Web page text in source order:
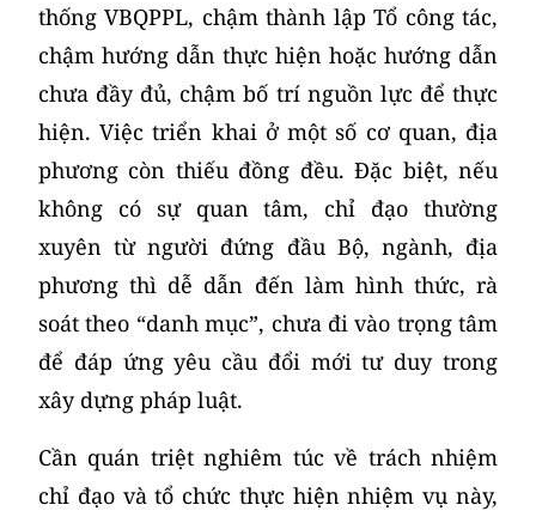
thống VBQPPL, chậm thành lập Tổ công tác,
chậm hướng dẫn thực hiện hoặc hướng dẫn
chưa đầy đủ, chậm bố trí nguồn lực để thực
hiện. Việc triển khai ở một số cơ quan, địa
phương còn thiếu đồng đều. Đặc biệt, nếu
không có sự quan tâm, chỉ đạo thường
xuyên từ người đứng đầu Bộ, ngành, địa
phương thì dễ dẫn đến làm hình thức, rà
soát theo “danh mục”, chưa đi vào trọng tâm
để đáp ứng yêu cầu đổi mới tư duy trong
xây dựng pháp luật.
Cần quán triệt nghiêm túc về trách nhiệm
chỉ đạo và tổ chức thực hiện nhiệm vụ này,